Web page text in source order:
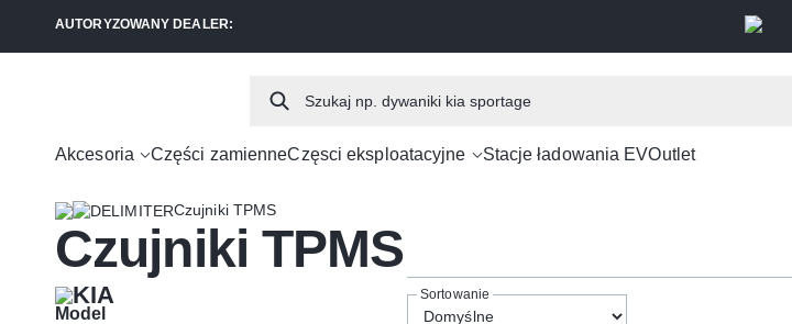
AUTORYZOWANY DEALER:
Akcesoria Części zamienneCzęsci eksploatacyjne Stacje ładowania EVOutlet
Czujniki TPMS
Czujniki TPMS
KIA
Model